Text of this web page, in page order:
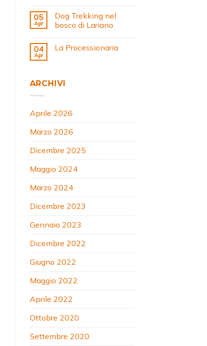
05
Apr
Dog Trekking nel
bosco di Lariano
04
Apr
La Processionaria
ARCHIVI
Aprile 2026
Marzo 2026
Dicembre 2025
Maggio 2024
Marzo 2024
Dicembre 2023
Gennaio 2023
Dicembre 2022
Giugno 2022
Maggio 2022
Aprile 2022
Ottobre 2020
Settembre 2020